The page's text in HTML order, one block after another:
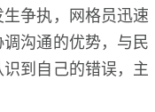
争执，网格员迅速
沟通的优势，与民
到自己的错误，主